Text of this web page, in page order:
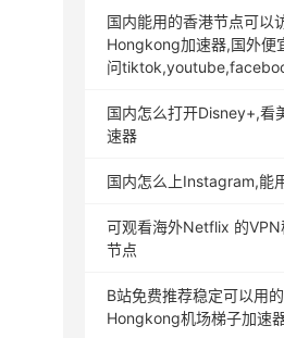
国内能用的香港节点可以
Hongkong加速器,国外便
问
国内怎么打开Disney+,看
速器
国内怎么上Instagram,能
可观看海外Netflix 的
节点
B站免费推荐稳定可以用
Hongkong机场梯子加速